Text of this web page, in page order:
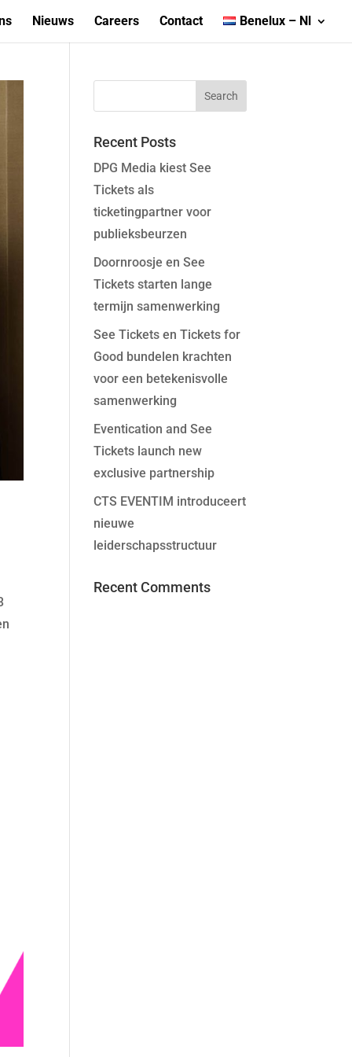
Nieuws Careers Contact Benelux – Nl
Recent Posts
DPG Media kiest See
Tickets als
ticketingpartner voor
publieksbeurzen
Doornroosje en See
Tickets starten lange
termijn samenwerking
See Tickets en Tickets for
Good bundelen krachten
voor een betekenisvolle
samenwerking
Eventication and See
Tickets launch new
exclusive partnership
CTS EVENTIM introduceert
nieuwe
leiderschapsstructuur
Recent Comments